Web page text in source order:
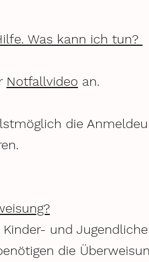
Was kann ich tun?
Notfallvideo an.
die
Kinder- und
die